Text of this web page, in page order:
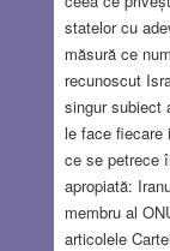
statelor cu
măsură ce
recunoscut
singur subiect
le face fiecare
ce se petrece
apropiată:
membru al
articolele